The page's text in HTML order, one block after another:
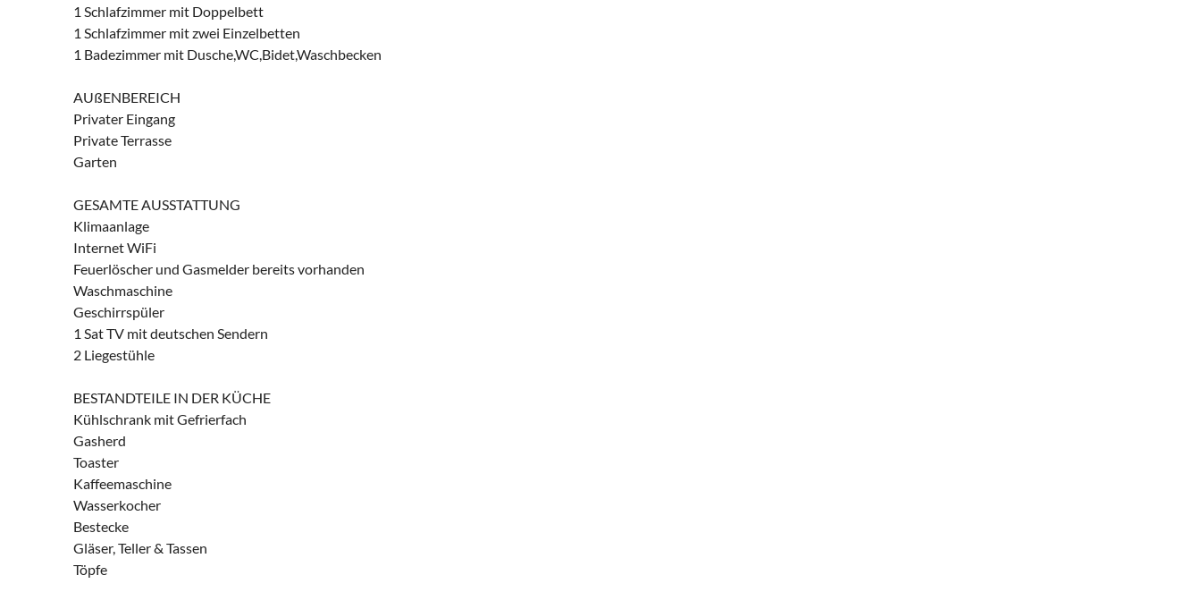
1 Schlafzimmer mit Doppelbett
1 Schlafzimmer mit zwei Einzelbetten
1 Badezimmer mit Dusche,WC,Bidet,Waschbecken
AUßENBEREICH
Privater Eingang
Private Terrasse
Garten
GESAMTE AUSSTATTUNG
Klimaanlage
Internet WiFi
Feuerlöscher und Gasmelder bereits vorhanden
Waschmaschine
Geschirrspüler
1 Sat TV mit deutschen Sendern
2 Liegestühle
BESTANDTEILE IN DER KÜCHE
Kühlschrank mit Gefrierfach
Gasherd
Toaster
Kaffeemaschine
Wasserkocher
Bestecke
Gläser, Teller & Tassen
Töpfe